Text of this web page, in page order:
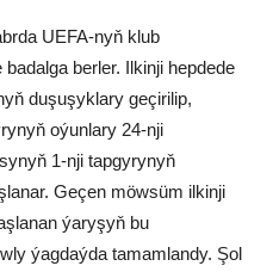
UEFA-nyň klub
berler. Ilkinji hepdede
duşuşyklary geçirilip,
oýunlary 24-nji
1-nji tapgyrynyň
Geçen möwsüm ilkinji
ýaryşyň bu
ýagdaýda tamamlandy. Şol